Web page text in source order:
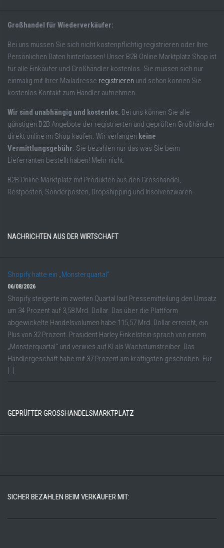
Großhandel für Wiederverkäufer:
Bei uns müssen Sie sich nicht kostenpflichtig registrieren oder Ihre
Persönlichen Daten hinterlassen! Unser B2B Online Marktplatz Shop ist
für alle Einkäufer und Großhändler kostenlos. Sie müssen sich nur
einmalig mit Ihrer Mailadresse registrieren und schon können Sie
kostenlos Kontakt zum Händler aufnehmen.
Wir sind unabhängig und kostenlos. Bei uns können Sie alle
günstigen B2B Angebote der registrierten und geprüften Großhändler
direkt online im Shop kaufen. Wir verlangen keine
Vermittlungsgebühr. Sie bezahlen nur das was Sie beim
Lieferranten bestellt haben! Mehr nicht.
B2B Online Marktplatz mit Produkten aus den Grosshandel,
Restposten, Sonderposten, Dropshipping und Insolvenzwaren.
NACHRICHTEN AUS DER WIRTSCHAFT
Shopify hatte ein „Monsterquartal“
06/08/2026
Shopify steigerte im zweiten Quartal laut Pressemitteilung den Umsatz
um 34 Prozent auf 3,58 Mrd. Dollar. Das über die Plattform
abgewickelte Handelsvolumen habe 115,57 Mrd. Dollar erreicht, ein
Plus von 32 Prozent. Präsident Harley Finkelstein sprach von einem
„Monsterquartal“ und verwies auf KI als Wachstumstreiber. Das
Händlergeschäft habe mit 37 Prozent am kräftigsten geschoben. Für
[…]
GEPRÜFTER GROSSHANDELSMARKTPLATZ
SICHER BEZAHLEN BEIM VERKÄUFER MIT: